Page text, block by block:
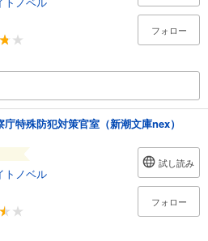
フォロー
特殊防犯対策官室（新潮文庫nex）
トノベル
試し読み
フォロー